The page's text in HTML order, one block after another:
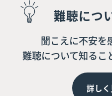
難聴につ
聞こえに不安を
難聴について知るこ
詳しく